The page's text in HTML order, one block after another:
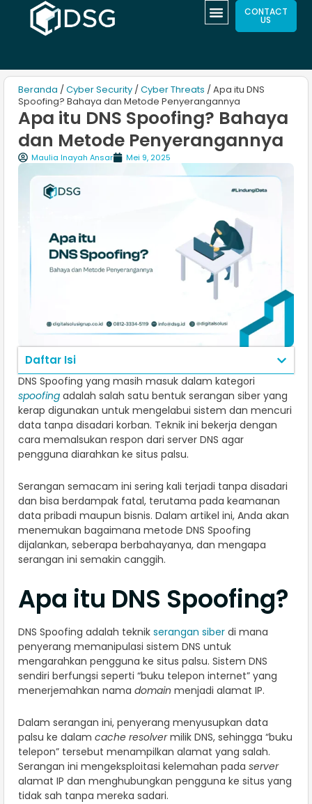
CONTACT
US
Beranda / Cyber Security / Cyber Threats / Apa itu DNS
Spoofing? Bahaya dan Metode Penyerangannya
Apa itu DNS Spoofing? Bahaya
dan Metode Penyerangannya
Maulia Inayah Ansar Mei 9, 2025
Daftar Isi
DNS Spoofing yang masih masuk dalam kategori
spoofing adalah salah satu bentuk serangan siber yang
kerap digunakan untuk mengelabui sistem dan mencuri
data tanpa disadari korban. Teknik ini bekerja dengan
cara memalsukan respon dari server DNS agar
pengguna diarahkan ke situs palsu.
Serangan semacam ini sering kali terjadi tanpa disadari
dan bisa berdampak fatal, terutama pada keamanan
data pribadi maupun bisnis. Dalam artikel ini, Anda akan
menemukan bagaimana metode DNS Spoofing
dijalankan, seberapa berbahayanya, dan mengapa
serangan ini semakin canggih.
Apa itu DNS Spoofing?
DNS Spoofing adalah teknik serangan siber di mana
penyerang memanipulasi sistem DNS untuk
mengarahkan pengguna ke situs palsu. Sistem DNS
sendiri berfungsi seperti “buku telepon internet” yang
menerjemahkan nama domain menjadi alamat IP.
Dalam serangan ini, penyerang menyusupkan data
palsu ke dalam cache resolvermilik DNS, sehingga “buku
telepon” tersebut menampilkan alamat yang salah.
Serangan ini mengeksploitasi kelemahan pada server
alamat IP dan menghubungkan pengguna ke situs yang
tidak sah tanpa mereka sadari.